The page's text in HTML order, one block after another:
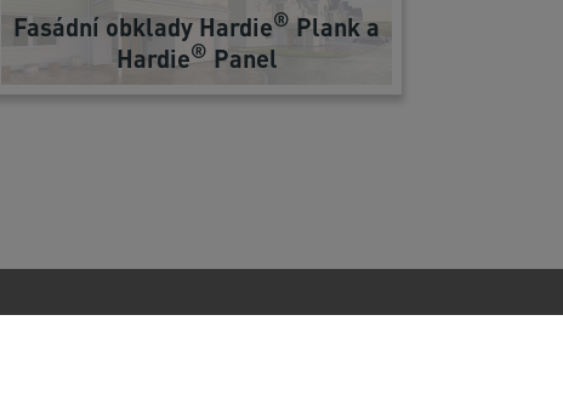
Fasádní obklady Hardie®Plank a
Hardie® Panel